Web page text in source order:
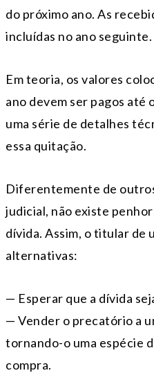
do próximo ano. As
incluídas no ano seguinte.
Em teoria, os valores
ano devem ser pagos até
uma série de detalhes
essa quitação.
Diferentemente de
judicial, não existe
dívida. Assim, o titular de
alternativas:
— Esperar que a dívida
— Vender o precatório a
tornando-o uma espécie
compra.